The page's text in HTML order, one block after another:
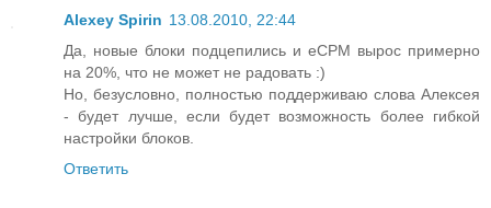
Alexey Spirin 13.08.2010, 22:44
Да, новые блоки подцепились и eCPM вырос примерно
на 20%, что не может не радовать :)
Но, безусловно, полностью поддерживаю слова Алексея
- будет лучше, если будет возможность более гибкой
настройки блоков.
Ответить